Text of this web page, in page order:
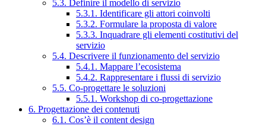
5.3. Definire il modello di servizio
5.3.1. Identificare gli attori coinvolti
5.3.2. Formulare la proposta di valore
5.3.3. Inquadrare gli elementi costitutivi del
servizio
5.4. Descrivere il funzionamento del servizio
5.4.1. Mappare l’ecosistema
5.4.2. Rappresentare i flussi di servizio
5.5. Co-progettare le soluzioni
5.5.1. Workshop di co-progettazione
6. Progettazione dei contenuti
6.1. Cos’è il content design